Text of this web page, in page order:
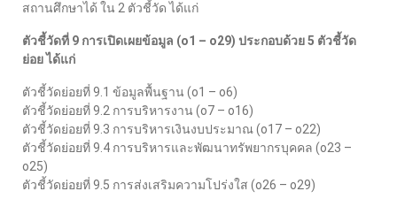
สถานศึกษาได้ ใน 2 ตัวชี้วัด ได้แก่
ตัวชี้วัดที่ 9 การเปิดเผยข้อมูล (o1 – o29) ประกอบด้วย 5 ตัวชี้วัด
ย่อย ได้แก่
ตัวชี้วัดย่อยที่ 9.1 ข้อมูลพื้นฐาน (o1 – o6)
ตัวชี้วัดย่อยที่ 9.2 การบริหารงาน (o7 – o16)
ตัวชี้วัดย่อยที่ 9.3 การบริหารเงินงบประมาณ (o17 – o22)
ตัวชี้วัดย่อยที่ 9.4 การบริหารและพัฒนาทรัพยากรบุคคล (o23 –
o25)
ตัวชี้วัดย่อยที่ 9.5 การส่งเสริมความโปร่งใส (o26 – o29)